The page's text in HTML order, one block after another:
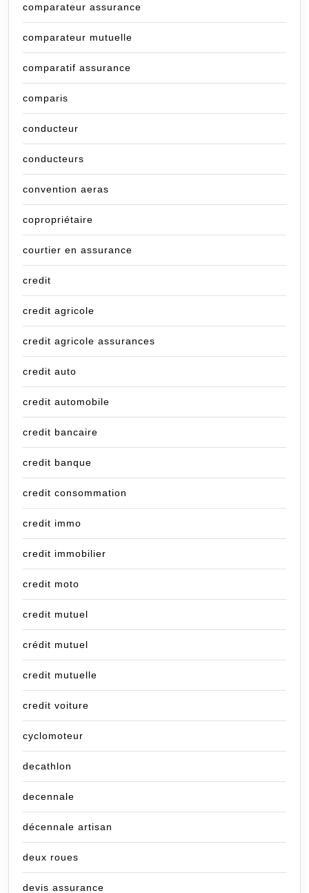
comparateur assurance
comparateur mutuelle
comparatif assurance
comparis
conducteur
conducteurs
convention aeras
copropriétaire
courtier en assurance
credit
credit agricole
credit agricole assurances
credit auto
credit automobile
credit bancaire
credit banque
credit consommation
credit immo
credit immobilier
credit moto
credit mutuel
crédit mutuel
credit mutuelle
credit voiture
cyclomoteur
decathlon
decennale
décennale artisan
deux roues
devis assurance